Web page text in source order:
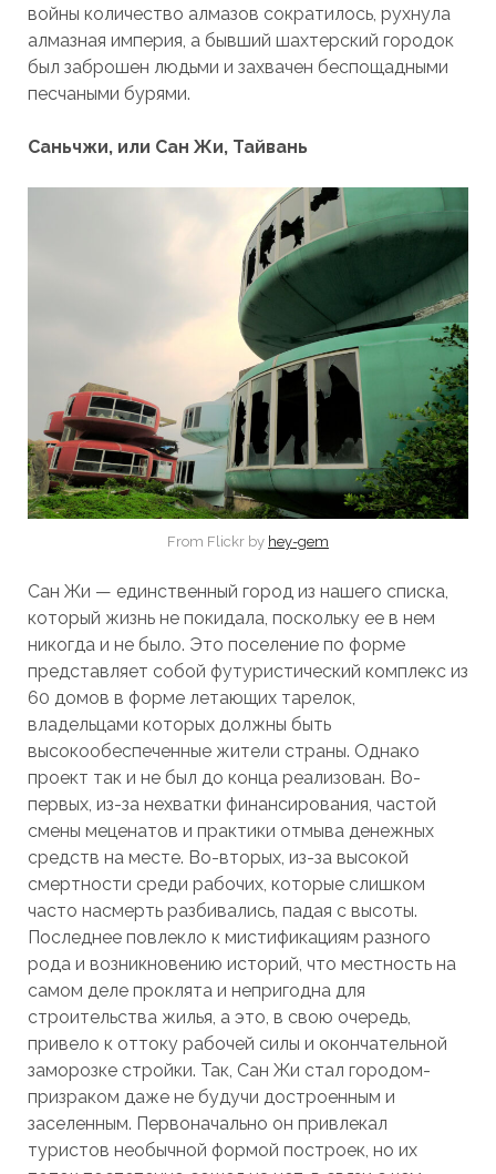
войны количество алмазов сократилось, рухнула
алмазная империя, а бывший шахтерский городок
был заброшен людьми и захвачен беспощадными
песчаными бурями.
Саньчжи, или Сан Жи, Тайвань
From Flickr by hey-gem
Сан Жи — единственный город из нашего списка,
который жизнь не покидала, поскольку ее в нем
никогда и не было. Это поселение по форме
представляет собой футуристический комплекс из
60 домов в форме летающих тарелок,
владельцами которых должны быть
высокообеспеченные жители страны. Однако
проект так и не был до конца реализован. Во-
первых, из-за нехватки финансирования, частой
смены меценатов и практики отмыва денежных
средств на месте. Во-вторых, из-за высокой
смертности среди рабочих, которые слишком
часто насмерть разбивались, падая с высоты.
Последнее повлекло к мистификациям разного
рода и возникновению историй, что местность на
самом деле проклята и непригодна для
строительства жилья, а это, в свою очередь,
привело к оттоку рабочей силы и окончательной
заморозке стройки. Так, Сан Жи стал городом-
призраком даже не будучи достроенным и
заселенным. Первоначально он привлекал
туристов необычной формой построек, но их